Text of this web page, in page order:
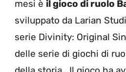
mesi è il gioco di ruolo
sviluppato da Larian
serie Divinity: Original
delle serie di giochi di